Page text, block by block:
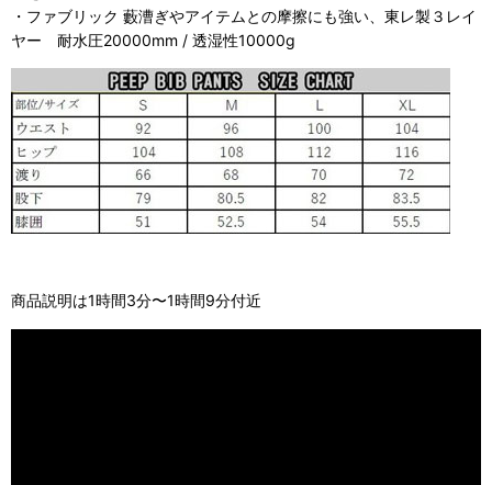
・ファブリック 藪漕ぎやアイテムとの摩擦にも強い、東レ製３レイ
ヤー 耐水圧20000mm / 透湿性10000g
商品説明は1時間3分〜1時間9分付近